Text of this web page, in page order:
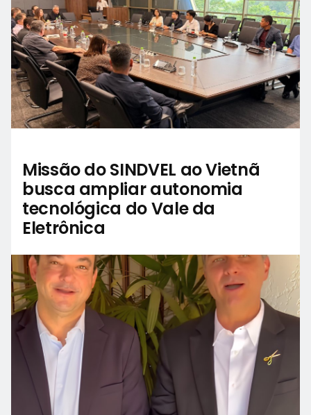
Missão do SINDVEL ao Vietnã
busca ampliar autonomia
tecnológica do Vale da
Eletrônica